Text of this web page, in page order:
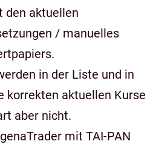
den aktuellen
/ manuelles
in der Liste und in
korrekten aktuellen Kurse
aber nicht.
mit TAI-PAN